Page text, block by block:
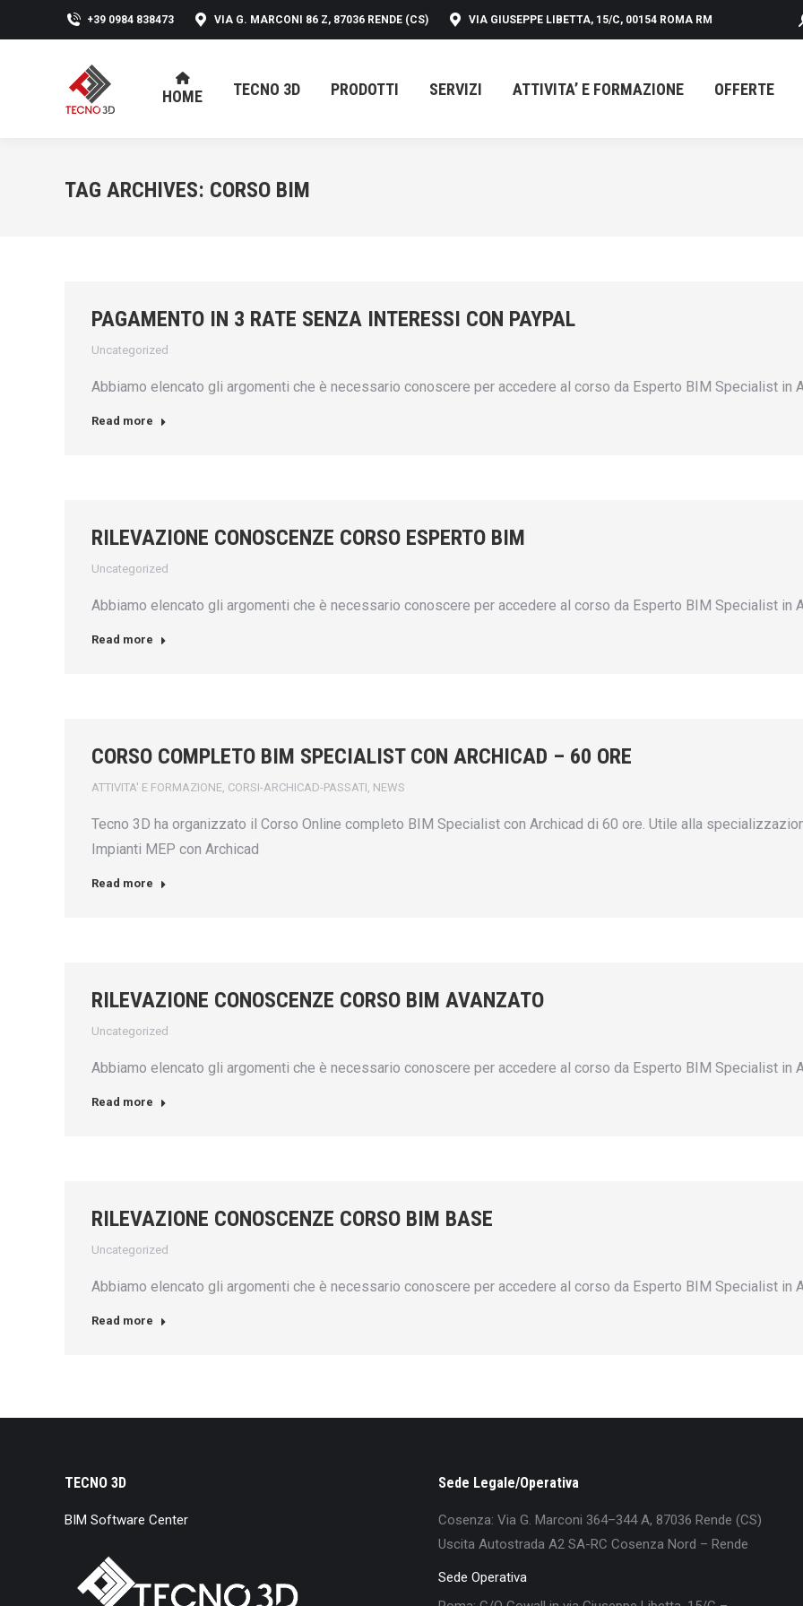
+39 0984 838473 VIA G. MARCONI 86 Z, 87036 RENDE (CS) VIA GIUSEPPE LIBETTA, 15/C, 00154 ROMA RM
HOME TECNO 3D PRODOTTI SERVIZI ATTIVITA’ E FORMAZIONE OFFERTE
TAG ARCHIVES: CORSO BIM
PAGAMENTO IN 3 RATE SENZA INTERESSI CON PAYPAL
Uncategorized
Abbiamo elencato gli argomenti che è necessario conoscere per accedere al corso da Esperto BIM Specialist in
Read more
RILEVAZIONE CONOSCENZE CORSO ESPERTO BIM
Uncategorized
Abbiamo elencato gli argomenti che è necessario conoscere per accedere al corso da Esperto BIM Specialist in
Read more
CORSO COMPLETO BIM SPECIALIST CON ARCHICAD – 60 ORE
ATTIVITA' E FORMAZIONE, CORSI-ARCHICAD-PASSATI, NEWS
Tecno 3D ha organizzato il Corso Online completo BIM Specialist con Archicad di 60 ore. Utile alla
Impianti MEP con Archicad
Read more
RILEVAZIONE CONOSCENZE CORSO BIM AVANZATO
Uncategorized
Abbiamo elencato gli argomenti che è necessario conoscere per accedere al corso da Esperto BIM Specialist in
Read more
RILEVAZIONE CONOSCENZE CORSO BIM BASE
Uncategorized
Abbiamo elencato gli argomenti che è necessario conoscere per accedere al corso da Esperto BIM Specialist in
Read more
TECNO 3D
BIM Software Center
Sede Legale/Operativa
Cosenza: Via G. Marconi 364–344 A, 87036 Rende (CS)
Uscita Autostrada A2 SA-RC Cosenza Nord – Rende
Sede Operativa
HOME SERVIZI